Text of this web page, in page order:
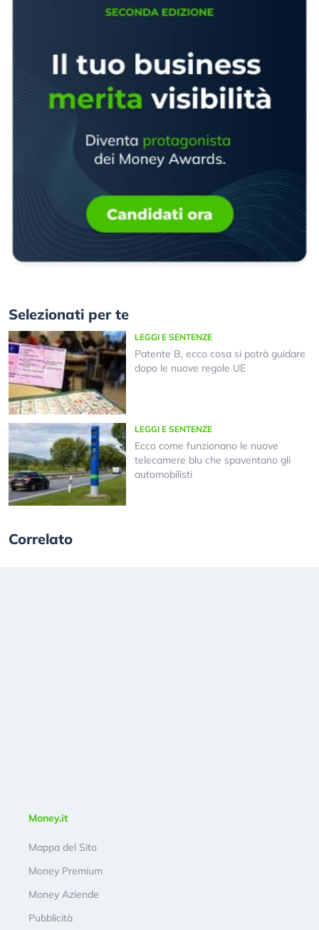
Selezionati per te
LEGGI E SENTENZE
Patente B, ecco cosa si potrà guidare
dopo le nuove regole UE
LEGGI E SENTENZE
Ecco come funzionano le nuove
telecamere blu che spaventano gli
automobilisti
Correlato
Money.it
Mappa del Sito
Money Premium
Money Aziende
Pubblicità